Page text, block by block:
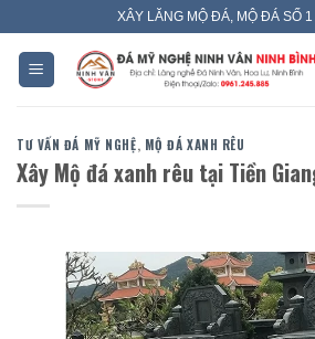
content
XÂY LĂNG MỘ ĐÁ, MỘ ĐÁ SỐ 1
TƯ VẤN ĐÁ MỸ NGHỆ, MỘ ĐÁ XANH RÊU
Xây Mộ đá xanh rêu tại Tiền